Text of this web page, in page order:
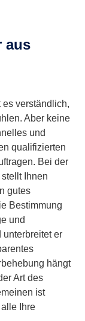
aus
verständlich,
Aber keine
und
qualifizierten
Bei der
Ihnen
gutes
Bestimmung
und
er
hängt
Art des
ist
Ihre